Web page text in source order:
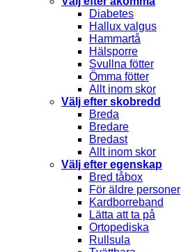
Diabetes
Hallux valgus
Hammartå
Hälsporre
Svullna fötter
Ömma fötter
Allt inom skor
Välj efter skobredd
Breda
Bredare
Bredast
Allt inom skor
Välj efter egenskap
Bred tåbox
För äldre personer
Kardborreband
Lätta att ta på
Ortopediska
Rullsula